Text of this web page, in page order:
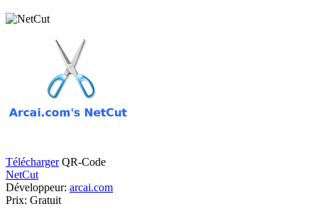
Télécharger QR-Code
NetCut
Développeur: arcai.com
Prix: Gratuit